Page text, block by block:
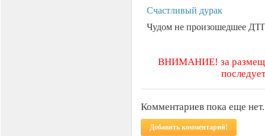
Счастливый дурак
Чудом не произошедшее
ВНИМАНИЕ! за
Комментариев пока еще
Добавить комментарий!